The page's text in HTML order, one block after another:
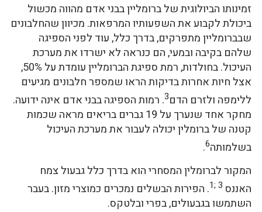
זמינותו הביולוגית של ברומליין בבני אדם מהווה מכשול
ביכולת לקבוע את השפעותיו המרפאות. מכיוון שהחלבונים
שבברומליין מתפרקים, בדרך כלל, עוד לפני הספיגה
שלהם בקיבה ובמעי, הם כנראה לא ישרדו את מערכת
העיכול. בחולדות, רמת ספיגת הברומליין עומדת על 50%,
אצל חיות אחרות בדיקות הראו שמספר חלבונים מגיעים
ללימפה ולזרם הדם3. רמות הספיגה בבני אדם אינה ידועה.
מחקר אחד שנערך על 19 גברים בריאים מראה שכמות
קטנה של ברומלין יכולה לעבור את מערכת העיכול
בשלמותה6
.
המקור לברומלין המסחרי הוא בדרך כלל גבעול צמח
האננס 3 ;1
. הפירות הבשלים נמכרים כמוצרי מזון. בעבר
השתמשו בגבעולים, בפרי ובלטקס.